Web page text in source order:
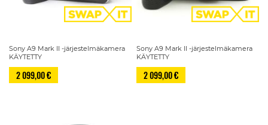
Sony A9 Mark II -järjestelmäkamera
KÄYTETTY
2 099,00 €
Sony A9 Mark II -järjestelmäkamera
KÄYTETTY
2 099,00 €